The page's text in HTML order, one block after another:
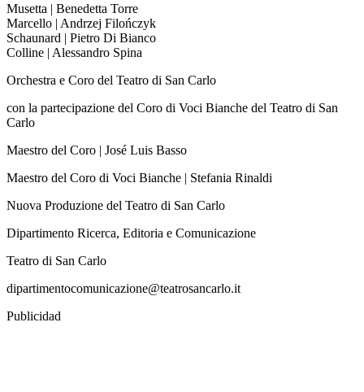
Musetta | Benedetta Torre
Marcello | Andrzej Filończyk
Schaunard | Pietro Di Bianco
Colline | Alessandro Spina
Orchestra e Coro del Teatro di San Carlo
con la partecipazione del Coro di Voci Bianche del Teatro di San
Carlo
Maestro del Coro | José Luis Basso
Maestro del Coro di Voci Bianche | Stefania Rinaldi
Nuova Produzione del Teatro di San Carlo
Dipartimento Ricerca, Editoria e Comunicazione
Teatro di San Carlo
dipartimentocomunicazione@teatrosancarlo.it
Publicidad